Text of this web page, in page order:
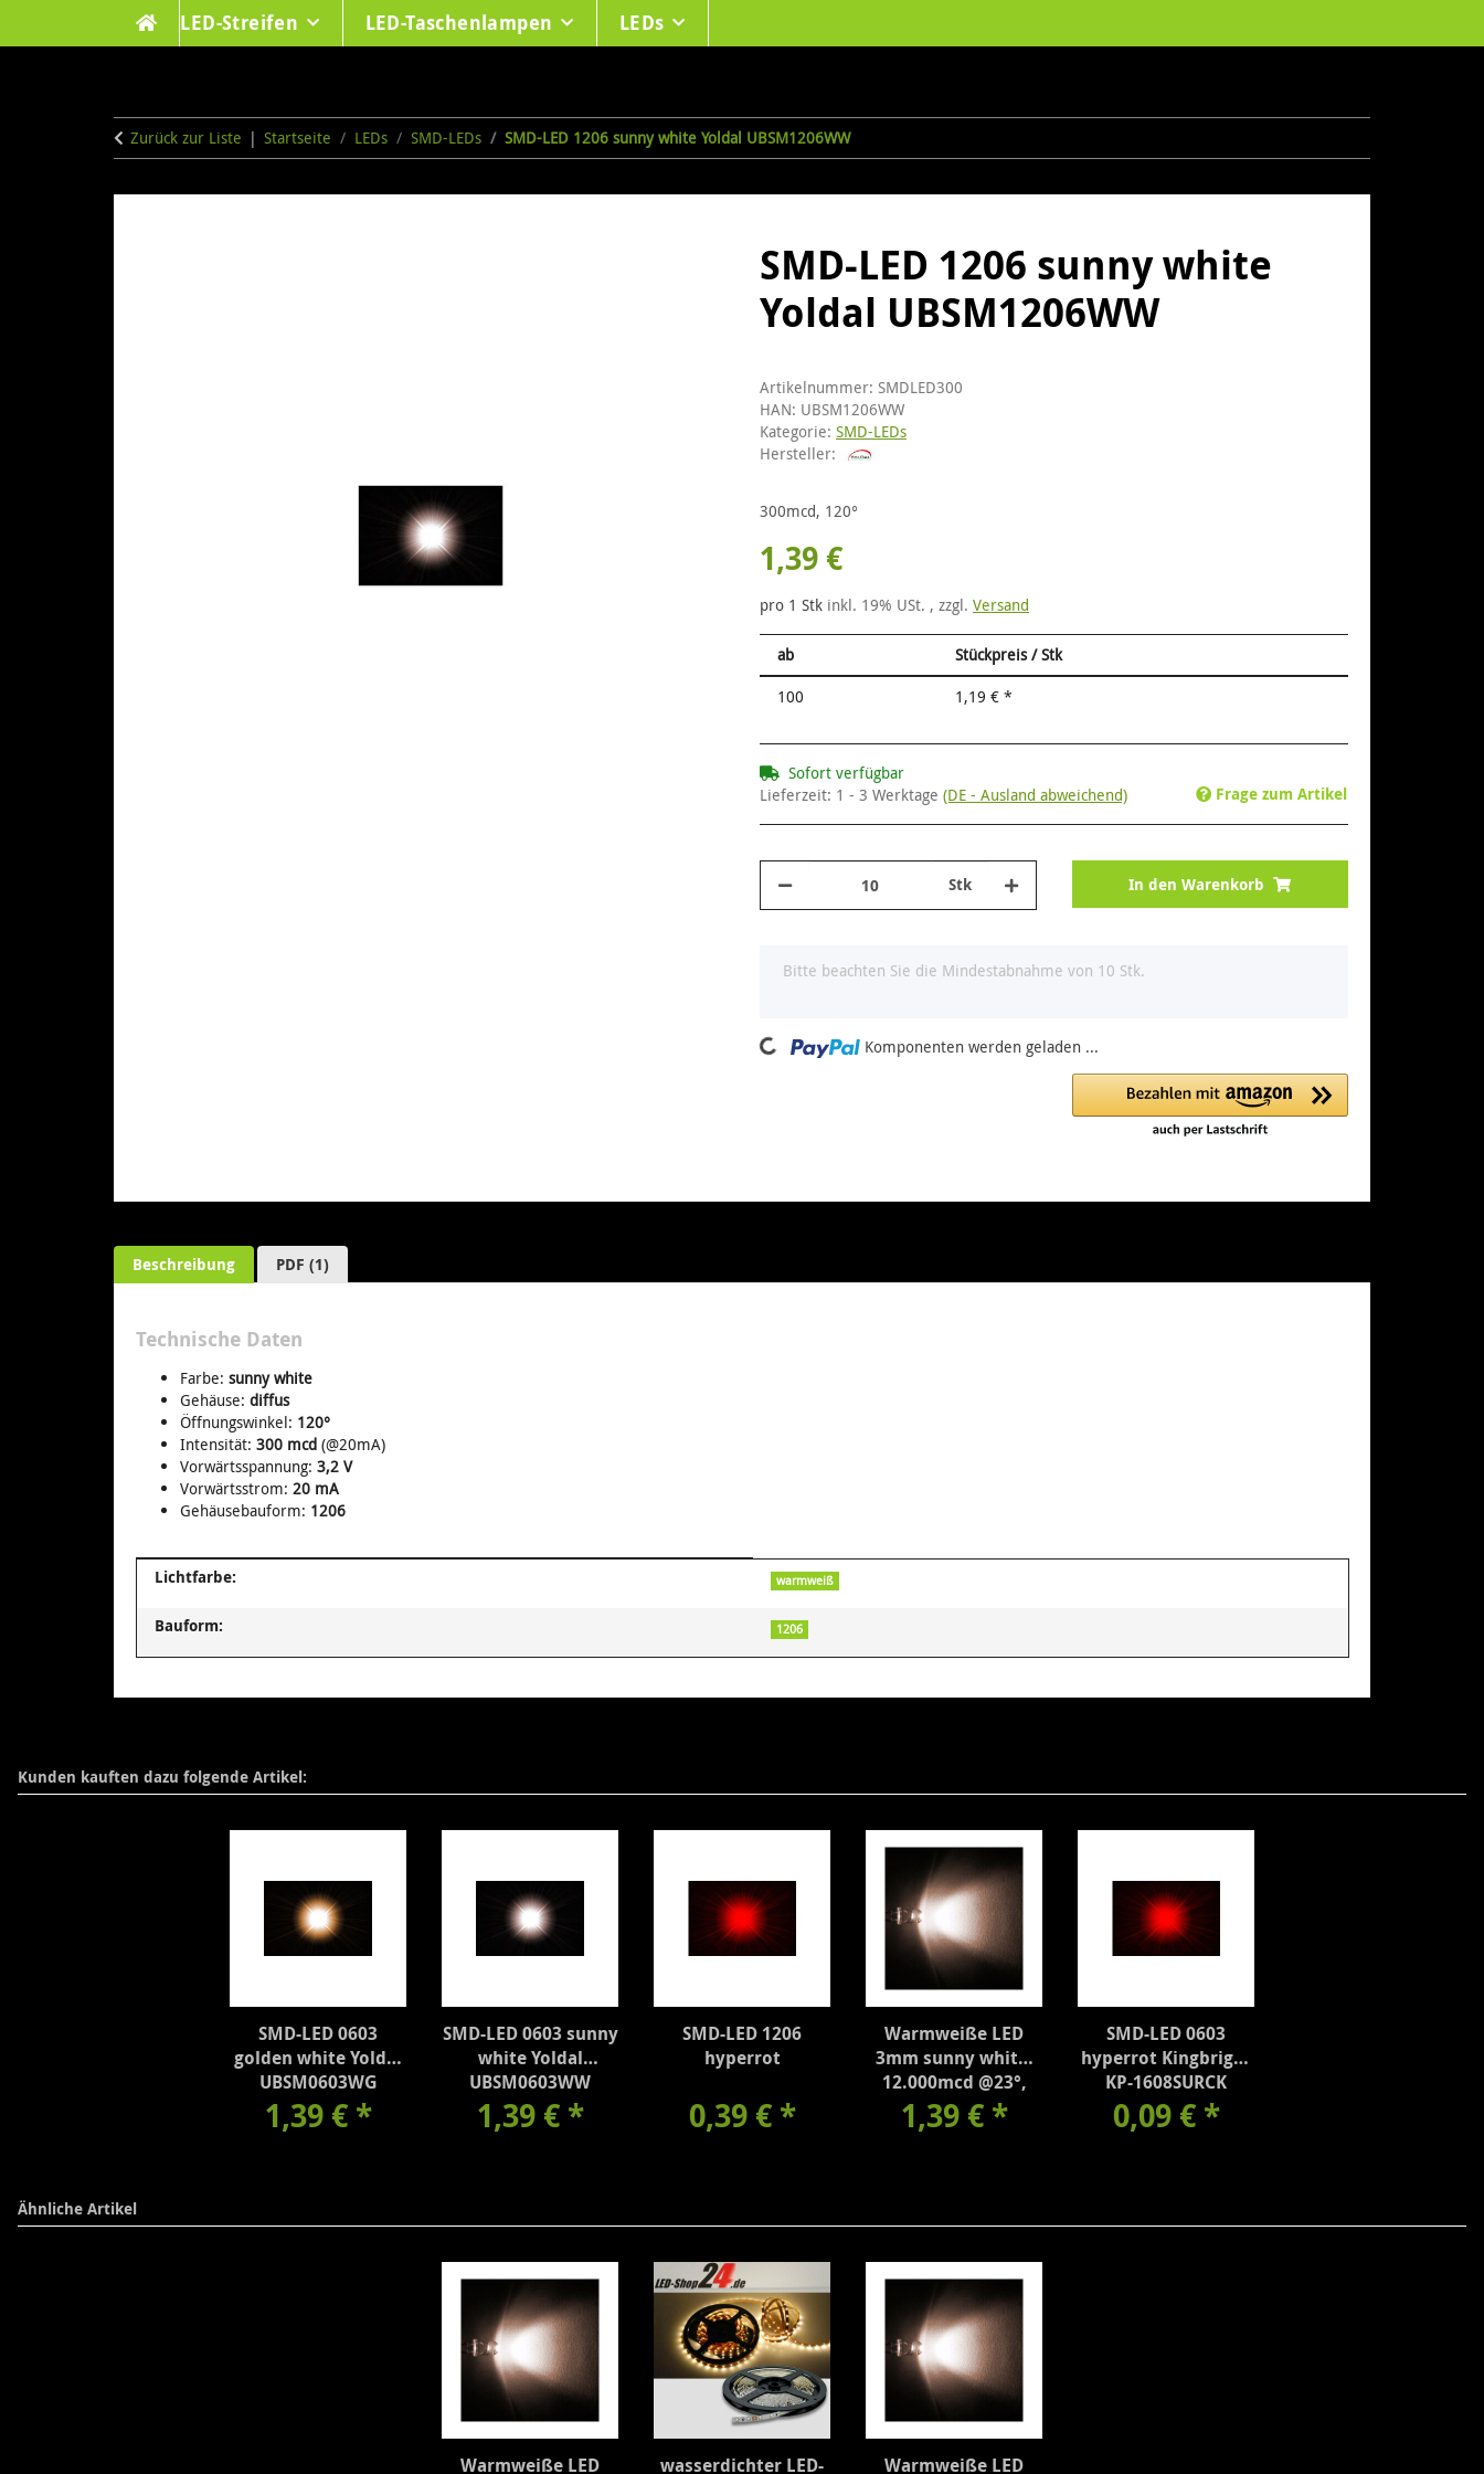
LED-Streifen LED-Taschenlampen LEDs
Zurück zur Liste Startseite LEDs SMD-LEDs SMD-LED 1206 sunny white Yoldal UBSM1206WW
SMD-LED 1206 sunny white
Yoldal UBSM1206WW
Artikelnummer: SMDLED300
HAN: UBSM1206WW
Kategorie: SMD-LEDs
Hersteller:
300mcd, 120°
1,39 €
pro 1 Stk inkl. 19% USt. , zzgl. Versand
ab
Stückpreis / Stk
100
1,19 € *
Sofort verfügbar
Lieferzeit: 1 - 3 Werktage (DE - Ausland abweichend) Frage zum Artikel
Stk In den Warenkorb
x
Bitte beachten Sie die Mindestabnahme von 10 Stk.
Loading... Komponenten werden geladen ...
Beschreibung PDF (1)
Technische Daten
Farbe: sunny white
Gehäuse: diffus
Öffnungswinkel: 120°
Intensität: 300 mcd (@20mA)
Vorwärtsspannung: 3,2 V
Vorwärtsstrom: 20 mA
Gehäusebauform: 1206
Produkteigenschaft
Wert
Lichtfarbe: warmweiß
Bauform: 1206
Kunden kauften dazu folgende Artikel:
SMD-LED 0603
golden white Yoldal
UBSM0603WG
1,39 € *
SMD-LED 0603 sunny
white Yoldal
UBSM0603WW
1,39 € *
SMD-LED 1206
hyperrot
0,39 € *
Warmweiße LED
3mm sunny white,
12.000mcd @23°,
YOLDAL YZ-WS3N23
1,39 € *
SMD-LED 0603
hyperrot Kingbright
KP-1608SURCK
0,09 € *
Ähnliche Artikel
Warmweiße LED
wasserdichter LED-
Warmweiße LED